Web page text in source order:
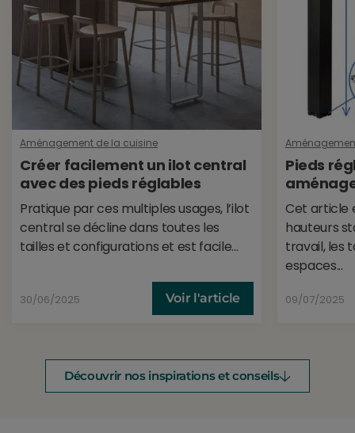
Aménagement de la cuisine
Créer facilement un ilot central
avec des pieds réglables
Pratique par ces multiples usages, l’ilot
central se décline dans toutes les
tailles et configurations et est facile...
30/06/2025 Voir l'article
Pieds
Cet article
hauteurs
travail, les
espaces...
09/07/2025
Découvrir nos inspirations et conseils